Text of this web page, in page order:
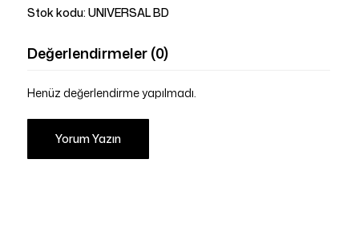
Stok kodu: UNIVERSAL BD
Değerlendirmeler (0)
Henüz değerlendirme yapılmadı.
Yorum Yazın